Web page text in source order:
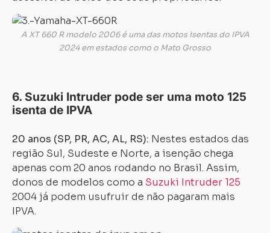
A XT 660 R modelo 2006 é uma das motos isentas do IPVA
2024 em estados como o Mato Grosso
6. Suzuki Intruder pode ser uma moto 125
isenta de IPVA
20 anos (SP, PR, AC, AL, RS): Nestes estados das
região Sul, Sudeste e Norte, a isenção chega
apenas com 20 anos rodando no Brasil. Assim,
donos de modelos como a Suzuki Intruder 125
2004 já podem usufruir de não pagaram mais
IPVA.
Carregando...
Carregando...